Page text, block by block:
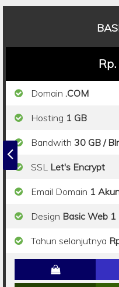
Domain .COM
Hosting 1 GB
Bandwith 30 GB /
SSL Let's Encrypt
Email Domain 1
Design Basic Web 1
Tahun selanjutnya